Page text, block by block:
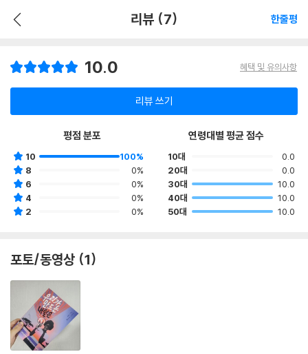
리뷰 (7) 한줄평
10.0 혜택 및 유의사항
리뷰 쓰기
평점 분포
10
100%
8
0%
6
0%
4
0%
2
0%
연령대별 평균 점수
10대
0.0
20대
0.0
30대
10.0
40대
10.0
50대
10.0
포토/동영상 (1)